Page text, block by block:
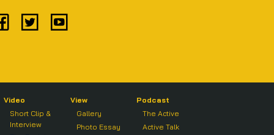
Video
Short Clip &
Interview
View
Gallery
Photo Essay
Podcast
The Active
Active Talk